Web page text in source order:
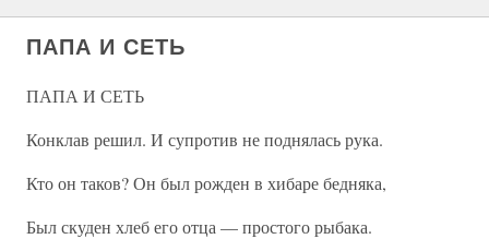
ПАПА И СЕТЬ
ПАПА И СЕТЬ
Конклав решил. И супротив не поднялась рука.
Кто он таков? Он был рожден в хибаре бедняка,
Был скуден хлеб его отца — простого рыбака.